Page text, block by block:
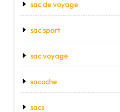
sac de voyage
sac sport
sac voyage
sacoche
sacs